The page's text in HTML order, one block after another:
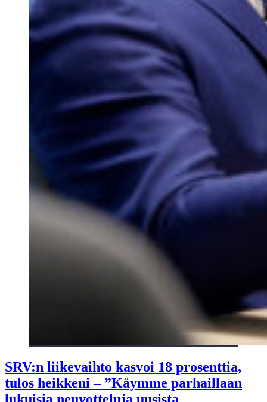
SRV:n liikevaihto kasvoi 18 prosenttia,
tulos heikkeni – ”Käymme parhaillaan